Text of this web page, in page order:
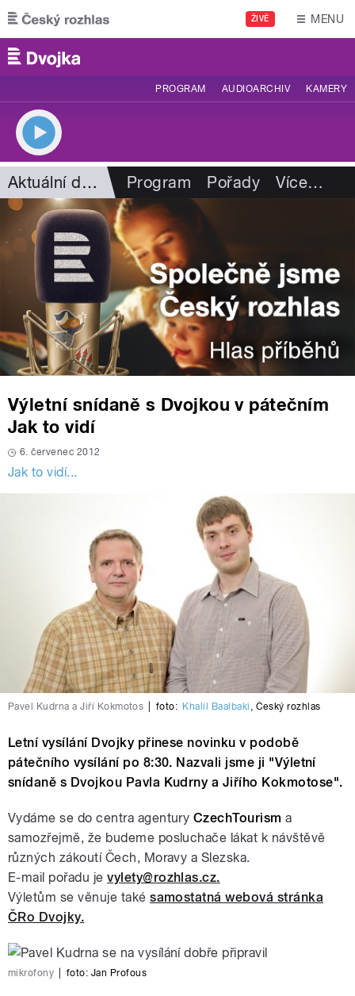
Přejít k hlavnímu obsahu
ŽIVĚ MENU
PROGRAM AUDIOARCHIV KAMERY
Aktuální dění Program Pořady Více…
Výletní snídaně s Dvojkou v pátečním
Jak to vidí
6. červenec 2012
Jak to vidí...
Pavel Kudrna a Jiří Kokmotos foto: Khalil Baalbaki , Český rozhlas
Letní vysílání Dvojky přinese novinku v podobě
pátečního vysílání po 8:30. Nazvali jsme ji "Výletní
snídaně s Dvojkou Pavla Kudrny a Jiřího Kokmotose".
Vydáme se do centra agentury CzechTourism a
samozřejmě, že budeme posluchače lákat k návštěvě
různých zákoutí Čech, Moravy a Slezska.
E-mail pořadu je vylety@rozhlas.cz.
Výletům se věnuje takésamostatná webová stránka
ČRo Dvojky.
mikrofony foto: Jan Profous